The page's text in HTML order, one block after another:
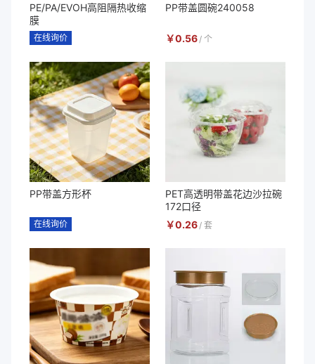
PE/PA/EVOH高阻隔热收缩
膜
在线询价
PP带盖圆碗240058
￥0.56 / 个
PP带盖方形杯
在线询价
PET高透明带盖花边沙拉碗
172口径
￥0.26 / 套